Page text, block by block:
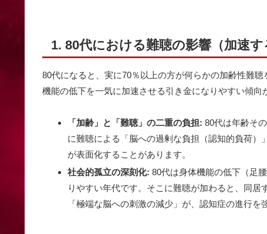
1. 80代における難聴の影響（加速す
80代になると、実に70％以上の方が何らかの加齢性難
機能の低下を一気に加速させる引き金になりやすい傾向
「加齢」と「難聴」の二重の負担: 80代は年齢そ
に難聴による「脳への過剰な負担（認知的負荷
が表面化することがあります。
社会的孤立の深刻化: 80代は身体機能の低下（足
りやすい年代です。そこに難聴が加わると、同
「極端な脳への刺激の減少」が、認知症の進行を